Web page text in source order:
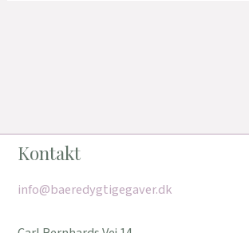
Kontakt
info@baeredygtigegaver.dk